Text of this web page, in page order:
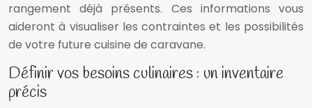
rangement déjà présents. Ces informations vous
aideront à visualiser les contraintes et les possibilités
de votre future cuisine de caravane.
Définir vos besoins culinaires : un inventaire
précis